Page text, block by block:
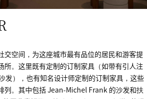
交空间，为这座城市最有品位的居民和游客提
所。这里既有定制的订制家具（如带有引人注
发），也有知名设计师定制的订制家具，这些
列。其中包括 Jean-Michel Frank 的沙发和扶